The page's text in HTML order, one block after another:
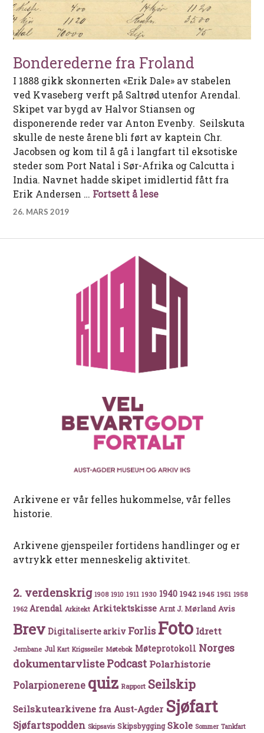
Bonderederne fra Froland
I 1888 gikk skonnerten «Erik Dale» av stabelen
ved Kvaseberg verft på Saltrød utenfor Arendal.
Skipet var bygd av Halvor Stiansen og
disponerende reder var Anton Evenby. Seilskuta
skulle de neste årene bli ført av kaptein Chr.
Jacobsen og kom til å gå i langfart til eksotiske
steder som Port Natal i Sør-Afrika og Calcutta i
India. Navnet hadde skipet imidlertid fått fra
Erik Andersen … Fortsett å leseBonderederne fra
26. MARS 2019
Arkivene er vår felles hukommelse, vår felles
historie.
Arkivene gjenspeiler fortidens handlinger og er
avtrykk etter menneskelig aktivitet.
2. verdenskrig 1908 1910 1911 1930 1940 1942 1945 1951 1958
1962 Arendal Arkitekt Arkitektskisse Arnt J. Mørland Avis
Brev Digitaliserte arkiv Forlis Foto Idrett
Jernbane Jul Kart Krigsseiler Møtebok Møteprotokoll Norges
dokumentarvlistePodcast Polarhistorie
Polarpionerene quiz Rapport Seilskip
Seilskutearkivene fra Aust-Agder Sjøfart
Sjøfartspodden Skipsavis Skipsbygging Skole Sommer Tankfart